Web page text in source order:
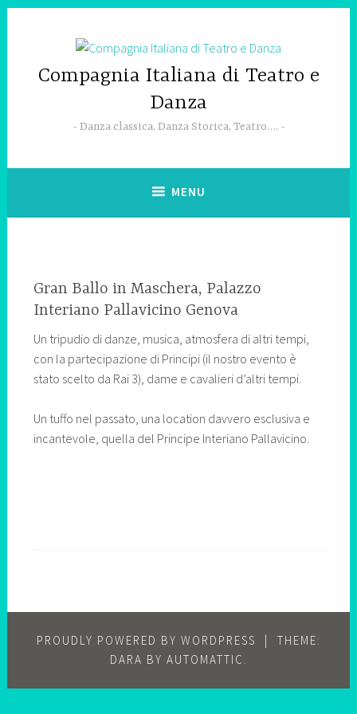
Skip
Compagnia Italiana di Teatro e
Danza
Danza classica, Danza Storica, Teatro….
MENU
Gran Ballo in Maschera, Palazzo
Interiano Pallavicino Genova
Un tripudio di danze, musica, atmosfera di altri tempi,
con la partecipazione di Principi (il nostro evento è
stato scelto da Rai 3), dame e cavalieri d’altri tempi.
Un tuffo nel passato, una location davvero esclusiva e
incantevole, quella del Principe Interiano Pallavicino.
PROUDLY POWERED BY WORDPRESS |
THEME:
DARA BY AUTOMATTIC